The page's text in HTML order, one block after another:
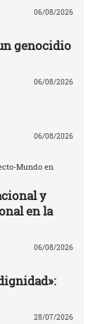
06/08/2026
genocidio
06/08/2026
06/08/2026
Mundo en
y
en la
06/08/2026
28/07/2026